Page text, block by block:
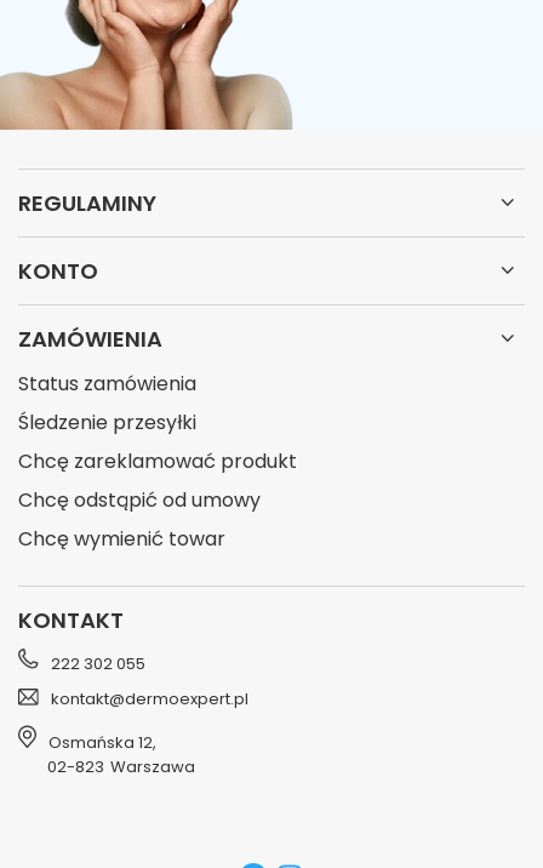
REGULAMINY
KONTO
ZAMÓWIENIA
Status zamówienia
Śledzenie przesyłki
Chcę zareklamować produkt
Chcę odstąpić od umowy
Chcę wymienić towar
KONTAKT
222 302 055
kontakt@dermoexpert.pl
Osmańska 12,
02-823 Warszawa